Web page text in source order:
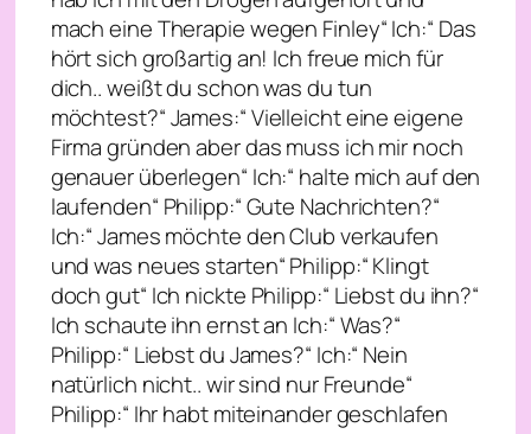
mach eine Therapie wegen Finley“ Ich:“ Das
hört sich großartig an! Ich freue mich für
dich.. weißt du schon was du tun
möchtest?“ James:“ Vielleicht eine eigene
Firma gründen aber das muss ich mir noch
genauer überlegen“ Ich:“ halte mich auf den
laufenden“ Philipp:“ Gute Nachrichten?“
Ich:“ James möchte den Club verkaufen
und was neues starten“ Philipp:“ Klingt
doch gut“ Ich nickte Philipp:“ Liebst du ihn?“
Ich schaute ihn ernst an Ich:“ Was?“
Philipp:“ Liebst du James?“ Ich:“ Nein
natürlich nicht.. wir sind nur Freunde“
Philipp:“ Ihr habt miteinander geschlafen